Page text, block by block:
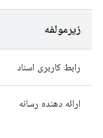
زیرمولفه
رابط کاربری اسناد
ارائه دهنده رسانه